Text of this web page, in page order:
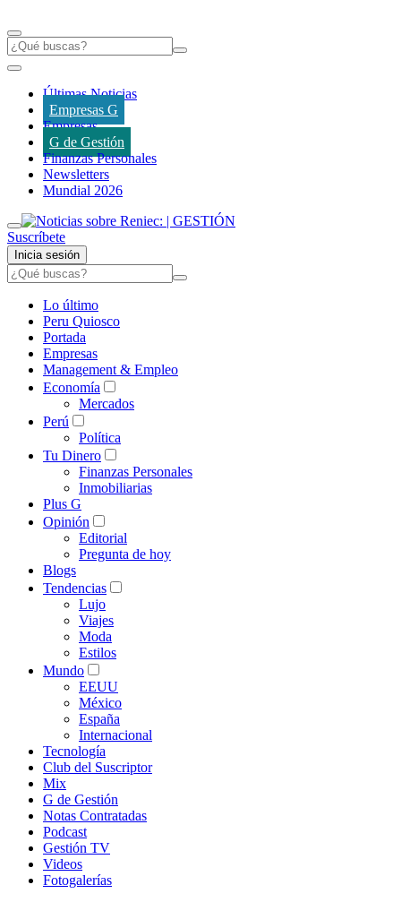
Últimas Noticias
Empresas G
Empresas
G de Gestión
Finanzas Personales
Newsletters
Mundial 2026
Suscríbete
Inicia sesión
Lo último
Peru Quiosco
Portada
Empresas
Management & Empleo
Economía
Mercados
Perú
Política
Tu Dinero
Finanzas Personales
Inmobiliarias
Plus G
Opinión
Editorial
Pregunta de hoy
Blogs
Tendencias
Lujo
Viajes
Moda
Estilos
Mundo
EEUU
México
España
Internacional
Tecnología
Club del Suscriptor
Mix
G de Gestión
Notas Contratadas
Podcast
Gestión TV
Videos
Fotogalerías